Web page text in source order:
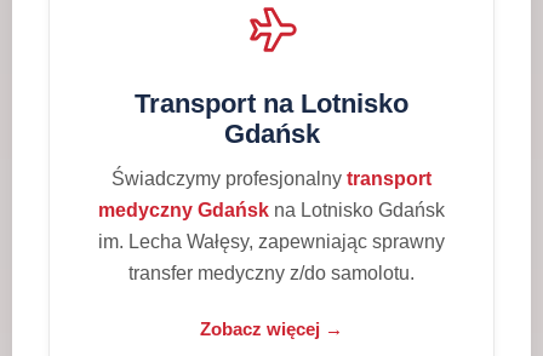
Transport na Lotnisko
Gdańsk
Świadczymy profesjonalny transport
medyczny Gdańsk na Lotnisko Gdańsk
im. Lecha Wałęsy, zapewniając sprawny
transfer medyczny z/do samolotu.
Zobacz więcej →